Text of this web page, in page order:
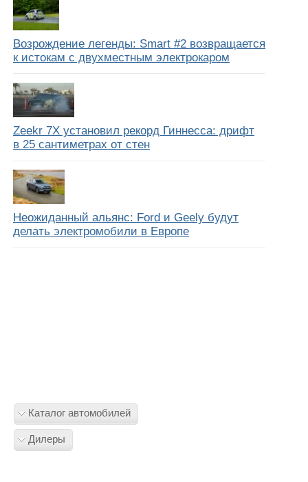
Возрождение легенды: Smart #2 возвращается
к истокам с двухместным электрокаром
Zeekr 7X установил рекорд Гиннесса: дрифт
в 25 сантиметрах от стен
Неожиданный альянс: Ford и Geely будут
делать электромобили в Европе
Каталог автомобилей
Дилеры